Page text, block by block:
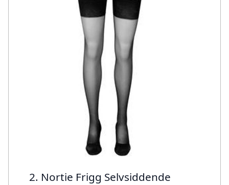
2. Nortie Frigg Selvsiddende